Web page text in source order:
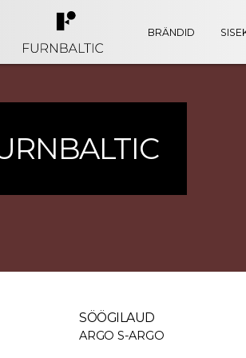
BRÄNDID
SÖÖGILAUD
ARGO S-ARGO